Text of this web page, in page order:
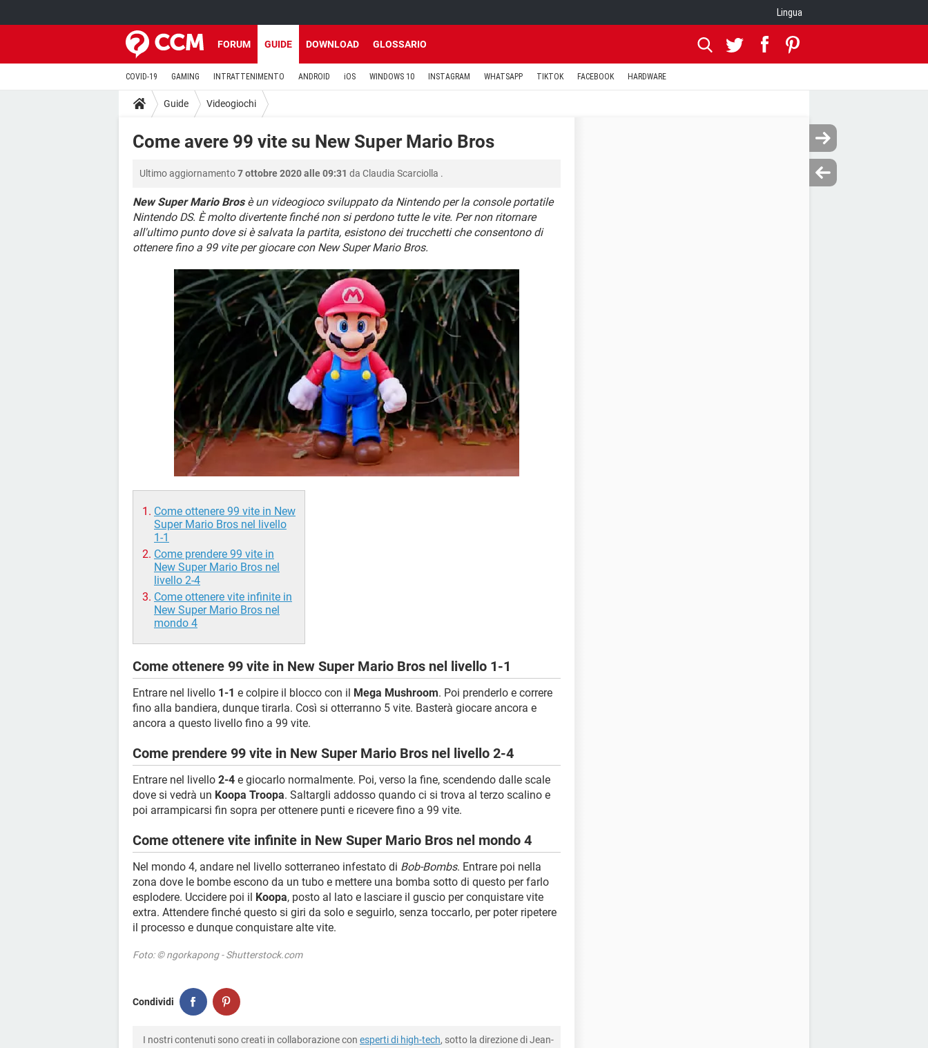
Lingua
FORUM GUIDE DOWNLOAD GLOSSARIO
COVID-19 GAMING INTRATTENIMENTO ANDROID iOS WINDOWS 10 INSTAGRAM WHATSAPP TIKTOK FACEBOOK HARDWARE
Guide Videogiochi
Come avere 99 vite su New Super Mario Bros
Ultimo aggiornamento7 ottobre 2020 alle 09:31 da Claudia Scarciolla .
New Super Mario Brosè un videogioco sviluppato da Nintendo per la console portatile
Nintendo DS. È molto divertente finché non si perdono tutte le vite. Per non ritornare
all'ultimo punto dove si è salvata la partita, esistono dei trucchetti che consentono di
ottenere fino a 99 vite per giocare con New Super Mario Bros.
Come ottenere 99 vite in New
Super Mario Bros nel livello
1-1
Come prendere 99 vite in
New Super Mario Bros nel
livello 2-4
Come ottenere vite infinite in
New Super Mario Bros nel
mondo 4
Come ottenere 99 vite in New Super Mario Bros nel livello 1-1
Entrare nel livello 1-1 e colpire il blocco con il Mega Mushroom. Poi prenderlo e correre
fino alla bandiera, dunque tirarla. Così si otterranno 5 vite. Basterà giocare ancora e
ancora a questo livello fino a 99 vite.
Come prendere 99 vite in New Super Mario Bros nel livello 2-4
Entrare nel livello 2-4 e giocarlo normalmente. Poi, verso la fine, scendendo dalle scale
dove si vedrà un Koopa Troopa. Saltargli addosso quando ci si trova al terzo scalino e
poi arrampicarsi fin sopra per ottenere punti e ricevere fino a 99 vite.
Come ottenere vite infinite in New Super Mario Bros nel mondo 4
Nel mondo 4, andare nel livello sotterraneo infestato di Bob-Bombs. Entrare poi nella
zona dove le bombe escono da un tubo e mettere una bomba sotto di questo per farlo
esplodere. Uccidere poi il Koopa, posto al lato e lasciare il guscio per conquistare vite
extra. Attendere finché questo si giri da solo e seguirlo, senza toccarlo, per poter ripetere
il processo e dunque conquistare alte vite.
Foto: © ngorkapong - Shutterstock.com
Condividi
I nostri contenuti sono creati in collaborazione con esperti di high-tech, sotto la direzione di Jean-